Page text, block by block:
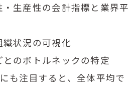
生産性の会計指標と業界平
状況の可視化
のボトルネックの特定
も注目すると、全体平均で